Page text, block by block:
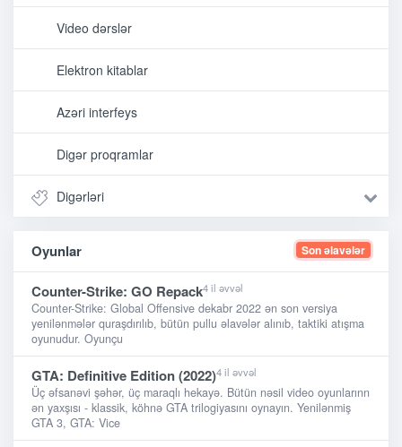
Video dərslər
Elektron kitablar
Azəri interfeys
Digər proqramlar
Digərləri
Oyunlar Son əlavələr
Counter-Strike: GO Repack4 il əvvəl
Counter-Strike: Global Offensive dekabr 2022 ən son versiya
yenilənmələr quraşdırılıb, bütün pullu əlavələr alınıb, taktiki atışma
oyunudur. Oyunçu
GTA: Definitive Edition (2022)4 il əvvəl
Üç əfsanəvi şəhər, üç maraqlı hekayə. Bütün nəsil video oyunlarınn
ən yaxşısı - klassik, köhnə GTA trilogiyasını oynayın. Yenilənmiş
GTA 3, GTA: Vice